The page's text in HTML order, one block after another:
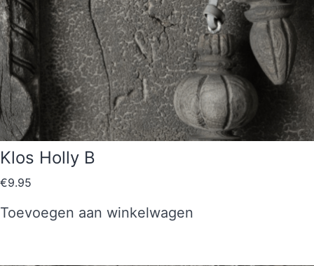
Klos Holly B
€9.95
Toevoegen aan winkelwagen